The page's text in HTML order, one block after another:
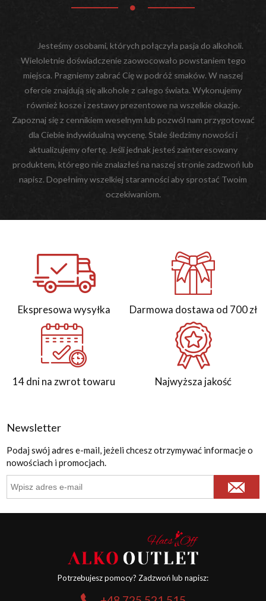
Jesteśmy osobami, których połączyła pasja do alkoholi.
Wieloletnie doświadczenie zaowocowało powstaniem tego
miejsca. Pragniemy zabrać Cię w podróż smaków. W naszej
ofercie znajdują się alkohole z całego świata. Wykonujemy
również kosze i zestawy prezentowe na wszelkie okazje.
Zapoznaj się z cennikiem weselnym lub pozwól nam przygotować
dla Ciebie indywidualną wycenę. Stale śledzimy nowości i
aktualizujemy ofertę. Jeśli jednak jesteś zainteresowany
produktem, którego nie znalazłeś na naszej stronie zadzwoń lub
napisz. Dopełnimy wszelkiej staranności aby sprostać Twoim
oczekiwaniom.
Ekspresowa wysyłka Darmowa dostawa od 700 zł
14 dni na zwrot towaru Najwyższa jakość
Newsletter
Podaj swój adres e-mail, jeżeli chcesz otrzymywać informacje o
nowościach i promocjach.
Potrzebujesz pomocy? Zadzwoń lub napisz: